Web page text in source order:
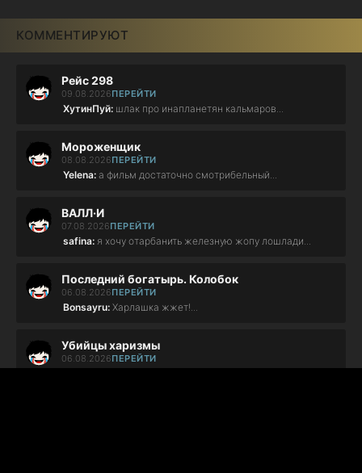
КОММЕНТИРУЮТ
Рейс 298
09.08.2026ПЕРЕЙТИ
ХутинПуй: шлак про инапланетян кальмаров...
Мороженщик
08.08.2026ПЕРЕЙТИ
Yelena: а фильм достаточно смотрибельный...
ВАЛЛ·И
07.08.2026ПЕРЕЙТИ
safina: я хочу отарбанить железную жопу лошлади...
Последний богатырь. Колобок
06.08.2026ПЕРЕЙТИ
Bonsayru: Харлашка жжет!...
Убийцы харизмы
06.08.2026ПЕРЕЙТИ